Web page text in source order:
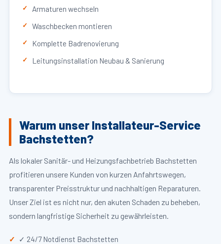
Armaturen wechseln
Waschbecken montieren
Komplette Badrenovierung
Leitungsinstallation Neubau & Sanierung
Warum unser Installateur-Service
Bachstetten?
Als lokaler Sanitär- und Heizungsfachbetrieb Bachstetten
profitieren unsere Kunden von kurzen Anfahrtswegen,
transparenter Preisstruktur und nachhaltigen Reparaturen.
Unser Ziel ist es nicht nur, den akuten Schaden zu beheben,
sondern langfristige Sicherheit zu gewährleisten.
✓ 24/7 Notdienst Bachstetten